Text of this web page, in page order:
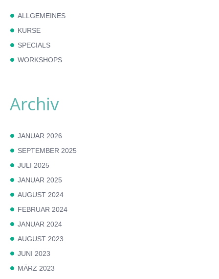
ALLGEMEINES
KURSE
SPECIALS
WORKSHOPS
Archiv
JANUAR 2026
SEPTEMBER 2025
JULI 2025
JANUAR 2025
AUGUST 2024
FEBRUAR 2024
JANUAR 2024
AUGUST 2023
JUNI 2023
MÄRZ 2023